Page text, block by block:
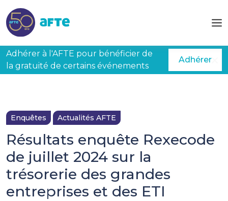
Adhérer à l'AFTE pour bénéficier de
la gratuité de certains événements
Adhérer
Enquêtes Actualités AFTE
Résultats enquête Rexecode
de juillet 2024 sur la
trésorerie des grandes
entreprises et des ETI